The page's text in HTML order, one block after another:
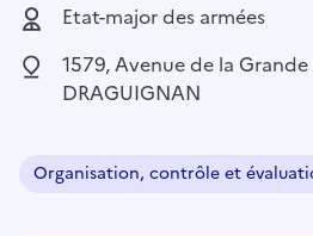
Employeur :
Etat-major des armées
Localisation :
1579, Avenue de la
DRAGUIGNAN
Domaine :
Organisation, contrôle et